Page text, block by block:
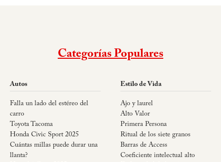
Categorías Populares
Autos
Falla un lado del estéreo del
carro
Toyota Tacoma
Honda Civic Sport 2025
Cuántas millas puede durar una
llanta?
Estilo de Vida
Ajo y laurel
Alto Valor
Primera Persona
Ritual de los siete granos
Barras de Access
Coeficiente intelectual alto